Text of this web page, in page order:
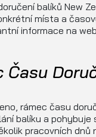
balíků New
místa a
informace na
Času
rámec času
balíku a pohybuje
pracovních dnů